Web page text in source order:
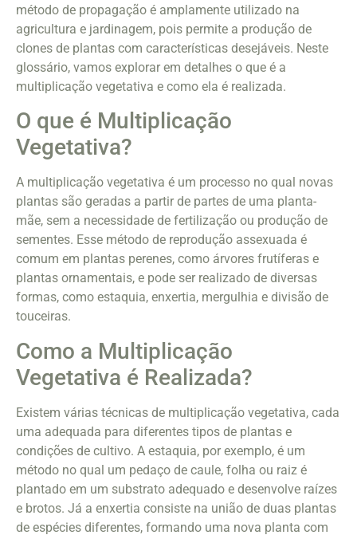
método de propagação é amplamente utilizado na
agricultura e jardinagem, pois permite a produção de
clones de plantas com características desejáveis. Neste
glossário, vamos explorar em detalhes o que é a
multiplicação vegetativa e como ela é realizada.
O que é Multiplicação
Vegetativa?
A multiplicação vegetativa é um processo no qual novas
plantas são geradas a partir de partes de uma planta-
mãe, sem a necessidade de fertilização ou produção de
sementes. Esse método de reprodução assexuada é
comum em plantas perenes, como árvores frutíferas e
plantas ornamentais, e pode ser realizado de diversas
formas, como estaquia, enxertia, mergulhia e divisão de
touceiras.
Como a Multiplicação
Vegetativa é Realizada?
Existem várias técnicas de multiplicação vegetativa, cada
uma adequada para diferentes tipos de plantas e
condições de cultivo. A estaquia, por exemplo, é um
método no qual um pedaço de caule, folha ou raiz é
plantado em um substrato adequado e desenvolve raízes
e brotos. Já a enxertia consiste na união de duas plantas
de espécies diferentes, formando uma nova planta com